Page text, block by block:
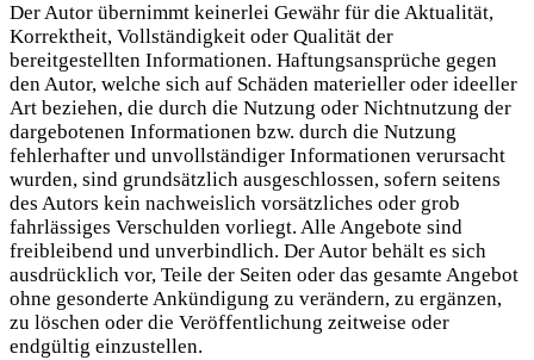
Der Autor übernimmt keinerlei Gewähr für die Aktualität,
Korrektheit, Vollständigkeit oder Qualität der
bereitgestellten Informationen. Haftungsansprüche gegen
den Autor, welche sich auf Schäden materieller oder ideeller
Art beziehen, die durch die Nutzung oder Nichtnutzung der
dargebotenen Informationen bzw. durch die Nutzung
fehlerhafter und unvollständiger Informationen verursacht
wurden, sind grundsätzlich ausgeschlossen, sofern seitens
des Autors kein nachweislich vorsätzliches oder grob
fahrlässiges Verschulden vorliegt. Alle Angebote sind
freibleibend und unverbindlich. Der Autor behält es sich
ausdrücklich vor, Teile der Seiten oder das gesamte Angebot
ohne gesonderte Ankündigung zu verändern, zu ergänzen,
zu löschen oder die Veröffentlichung zeitweise oder
endgültig einzustellen.